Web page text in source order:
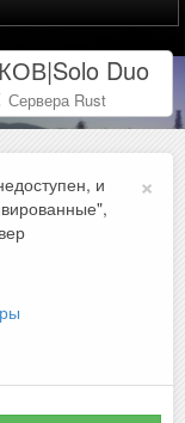
Duo
Сервера Rust
×
и